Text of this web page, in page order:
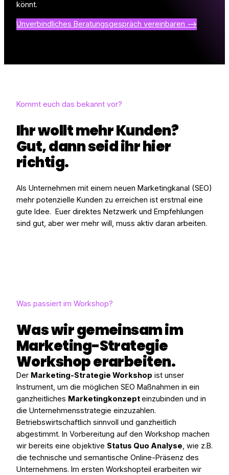
könnt.
Unverbindliches Beratungsgespräch vereinbaren –>
Kommt euch das bekannt vor?
Ihr wollt mehr Kunden?
Gut, dann seid ihr hier
richtig.
Als Unternehmen mit einem neuen Marketingkanal (SEO)
mehr potenzielle Kunden zu erreichen ist erstmal eine
gute Idee. Euer direktes Netzwerk und Empfehlungen
sind gut, aber wer mehr will, muss aktiv daran arbeiten.
Was passiert im Workshop?
Was ​wir ​gemeinsam ​im ​
Marketing-Strategie ​
Workshop ​erarbeiten.​
Der Marketing-Strategie Workshop ist unser
Instrument, um die möglichen SEO Maßnahmen in ein
ganzheitliches Marketingkonzepteinzubinden und in
die Unternehmensstrategie einzuzahlen.
Betriebswirtschaftlich sinnvoll und ganzheitlich
abgestimmt. In Vorbereitung auf den Workshop machen
wir bereits eine objektive Status Quo Analyse, wie z.B.
die technische und semantische Online-Präsenz des
Unternehmens. Im ersten Workshopteil erarbeiten wir